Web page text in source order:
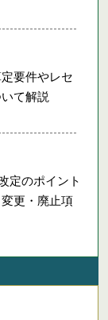
要件やレセ
て解説
定のポイント
更・廃止項